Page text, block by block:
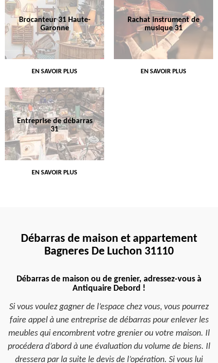
Brocanteur 31 Haute-
Garonne
EN SAVOIR PLUS
Rachat instrument de
musique 31
EN SAVOIR PLUS
Entreprise de débarras
31
EN SAVOIR PLUS
Débarras de maison et appartement
Bagneres De Luchon 31110
Débarras de maison ou de grenier, adressez-vous à
Antiquaire Debord !
Si vous voulez gagner de l’espace chez vous, vous pourrez
faire appel à une entreprise de débarras pour enlever les
meubles qui encombrent votre grenier ou votre maison. Il
procédera d’abord à une évaluation du volume de biens. Il
dressera par la suite le devis de l’opération. Si vous lui